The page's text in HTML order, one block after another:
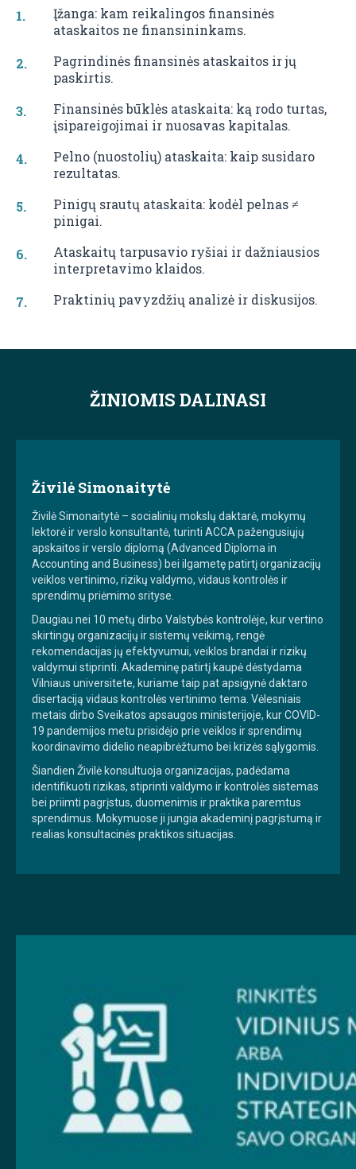
Įžanga: kam reikalingos finansinės
ataskaitos ne finansininkams.
Pagrindinės finansinės ataskaitos ir jų
paskirtis.
Finansinės būklės ataskaita: ką rodo turtas,
įsipareigojimai ir nuosavas kapitalas.
Pelno (nuostolių) ataskaita: kaip susidaro
rezultatas.
Pinigų srautų ataskaita: kodėl pelnas ≠
pinigai.
Ataskaitų tarpusavio ryšiai ir dažniausios
interpretavimo klaidos.
Praktinių pavyzdžių analizė ir diskusijos.
ŽINIOMIS DALINASI
Živilė Simonaitytė
Živilė Simonaitytė – socialinių mokslų daktarė, mokymų
lektorė ir verslo konsultantė, turinti ACCA pažengusiųjų
apskaitos ir verslo diplomą (Advanced Diploma in
Accounting and Business) bei ilgametę patirtį organizacijų
veiklos vertinimo, rizikų valdymo, vidaus kontrolės ir
sprendimų priėmimo srityse.
Daugiau nei 10 metų dirbo Valstybės kontrolėje, kur vertino
skirtingų organizacijų ir sistemų veikimą, rengė
rekomendacijas jų efektyvumui, veiklos brandai ir rizikų
valdymui stiprinti. Akademinę patirtį kaupė dėstydama
Vilniaus universitete, kuriame taip pat apsigynė daktaro
disertaciją vidaus kontrolės vertinimo tema. Vėlesniais
metais dirbo Sveikatos apsaugos ministerijoje, kur COVID-
19 pandemijos metu prisidėjo prie veiklos ir sprendimų
koordinavimo didelio neapibrėžtumo bei krizės sąlygomis.
Šiandien Živilė konsultuoja organizacijas, padėdama
identifikuoti rizikas, stiprinti valdymo ir kontrolės sistemas
bei priimti pagrįstus, duomenimis ir praktika paremtus
sprendimus. Mokymuose ji jungia akademinį pagrįstumą ir
realias konsultacinės praktikos situacijas.